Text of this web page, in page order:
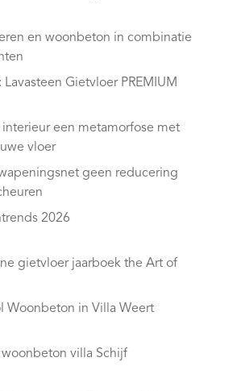
en woonbeton in combinatie
Lavasteen Gietvloer PREMIUM
een metamorfose met
vloer
geen reducering
2026
gietvloer jaarboek the Art of
Woonbeton in Villa Weert
villa Schijf